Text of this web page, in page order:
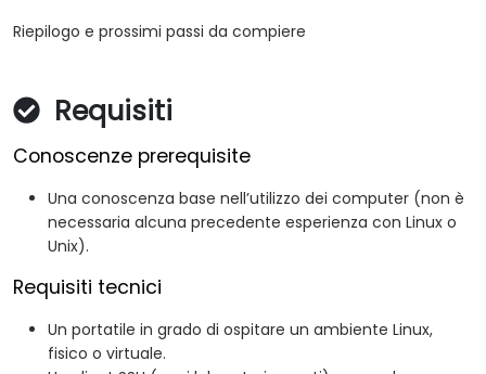
Riepilogo e prossimi passi da compiere
Requisiti
Conoscenze prerequisite
Una conoscenza base nell’utilizzo dei computer (non è
necessaria alcuna precedente esperienza con Linux o
Unix).
Requisiti tecnici
Un portatile in grado di ospitare un ambiente Linux,
fisico o virtuale.